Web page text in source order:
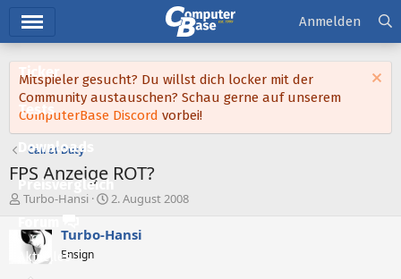
Ticker
Tests
Downloads
Preisvergleich
Forum
Aktuelles
Anmelden
Mitspieler gesucht? Du willst dich locker mit der
Community austauschen? Schau gerne auf unserem
ComputerBase Discord vorbei!
Call of Duty
FPS Anzeige ROT?
E
r
s
t
Turbo-Hansi
E
s
2. August 2008
Turbo-Hansi
Ensign